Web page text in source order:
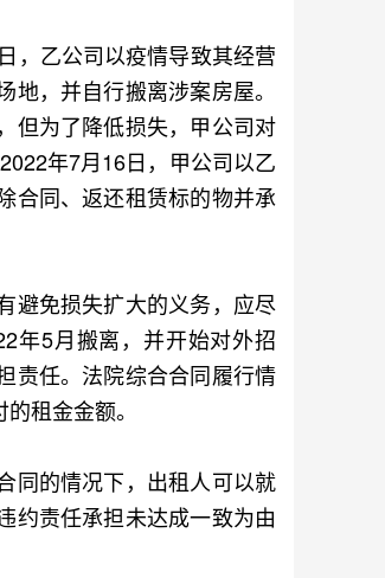
乙公司以疫情导致其经营
，并自行搬离涉案房屋。
但为了降低损失，甲公司对
年7月16日，甲公司以乙
合同、返还租赁标的物并承
免损失扩大的义务，应尽
年5月搬离，并开始对外招
责任。法院综合合同履行情
租金金额。
的情况下，出租人可以就
约责任承担未达成一致为由